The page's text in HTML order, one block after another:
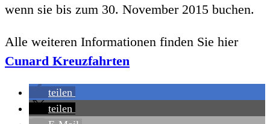
wenn sie bis zum 30. November 2015 buchen.
Alle weiteren Informationen finden Sie hier
Cunard Kreuzfahrten
teilen
teilen